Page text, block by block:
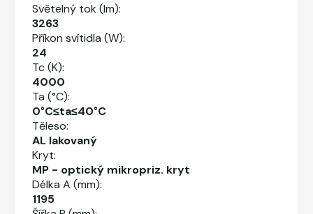
Světelný tok (lm):
3263
Příkon svítidla (W):
24
Tc (K):
4000
Ta (°C):
0°C≤ta≤40°C
Těleso:
AL lakovaný
Kryt:
MP - optický mikropriz. kryt
Délka A (mm):
1195